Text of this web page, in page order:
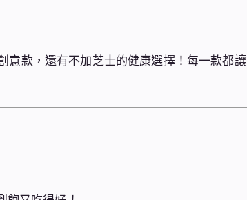
意款，還有不加芝士的健康選擇！每一款都讓